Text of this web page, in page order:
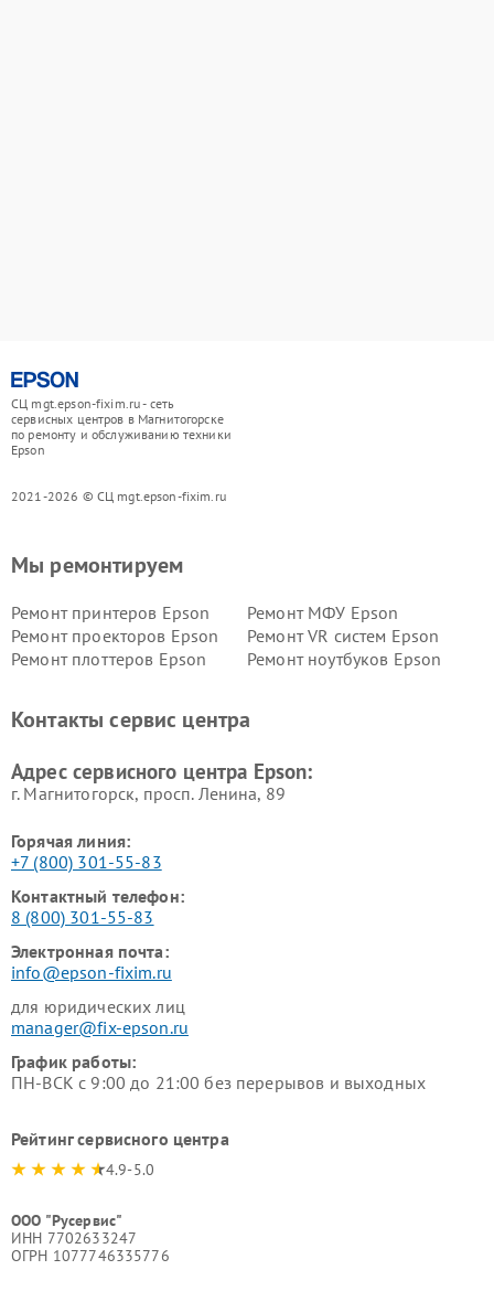
СЦ mgt.epson-fixim.ru - сеть
сервисных центров в Магнитогорске
по ремонту и обслуживанию техники
Epson
2021-2026 © СЦ mgt.epson-fixim.ru
Мы ремонтируем
Ремонт принтеров Epson
Ремонт МФУ Epson
Ремонт проекторов Epson
Ремонт VR систем Epson
Ремонт плоттеров Epson
Ремонт ноутбуков Epson
Контакты сервис центра
Адрес сервисного центра Epson:
г. Магнитогорск, просп. Ленина, 89
Горячая линия:
+7 (800) 301-55-83
Контактный телефон:
8 (800) 301-55-83
Электронная почта:
info@epson-fixim.ru
для юридических лиц
manager@fix-epson.ru
График работы:
ПН-ВСК с 9:00 до 21:00 без перерывов и выходных
Рейтинг сервисного центра
4.9-5.0
ООО "Русервис"
ИНН 7702633247
ОГРН 1077746335776